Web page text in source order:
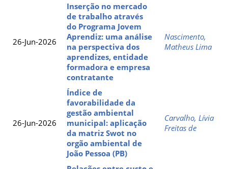
26-Jun-2026
Inserção no mercado
de trabalho através
do Programa Jovem
Aprendiz: uma análise
na perspectiva dos
aprendizes, entidade
formadora e empresa
contratante
Nascimento,
Matheus Lima
26-Jun-2026
Índice de
favorabilidade da
gestão ambiental
municipal: aplicação
da matriz Swot no
orgão ambiental de
João Pessoa (PB)
Carvalho, Lívia
Freitas de